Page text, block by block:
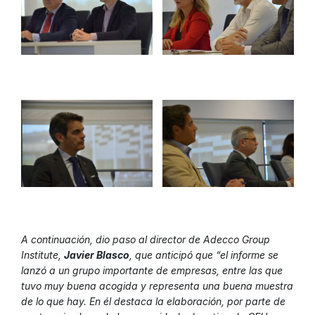
A continuación, dio paso al director de Adecco Group
Institute, Javier Blasco , que anticipó que “el informe se
lanzó a un grupo importante de empresas, entre las que
tuvo muy buena acogida y representa una buena muestra
de lo que hay. En él destaca la elaboración, por parte de